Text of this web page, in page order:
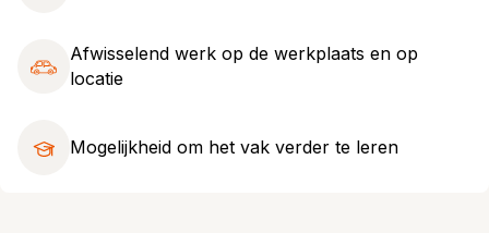
Afwisselend werk op de werkplaats en op
locatie
Mogelijkheid om het vak verder te leren